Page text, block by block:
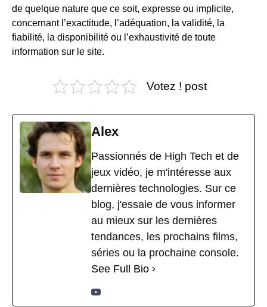
de quelque nature que ce soit, expresse ou implicite,
concernant l’exactitude, l’adéquation, la validité, la
fiabilité, la disponibilité ou l’exhaustivité de toute
information sur le site.
Votez ! post
Alex
Passionnés de High Tech et de
jeux vidéo, je m'intéresse aux
dernières technologies. Sur ce
blog, j'essaie de vous informer
au mieux sur les dernières
tendances, les prochains films,
séries ou la prochaine console.
See Full Bio